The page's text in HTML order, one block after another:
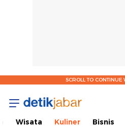
SCROLL TO CONTINUE
Wisata Kuliner Bisnis